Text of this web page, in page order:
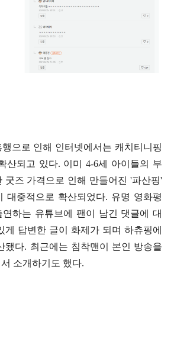
으로 인해 인터넷에서는 캐치티니핑
산되고 있다. 이미 4-6세 아이들의 부
굿즈 가격으로 인해 만들어진 '파산핑'
대중적으로 확산되었다. 유명 영화평
하는 유튜브에 팬이 남긴 댓글에 대
게 답변한 글이 화제가 되며 하츄핑에
됐다. 최근에는 침착맨이 본인 방송을
소개하기도 했다.